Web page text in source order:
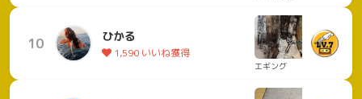
10 ひかる
1,590 いいね獲得
エギング